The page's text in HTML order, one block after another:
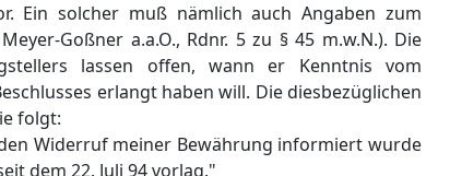
Ein solcher muß nämlich auch Angaben zum
Goßner a.a.O., Rdnr. 5 zu § 45 m.w.N.). Die
lassen offen, wann er Kenntnis vom
erlangt haben will. Die diesbezüglichen
folgt:
Widerruf meiner Bewährung informiert wurde
dem 22. Juli 94 vorlag."